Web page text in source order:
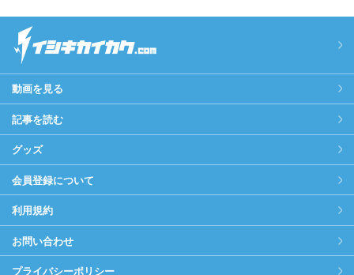
動画を見る
記事を読む
グッズ
会員登録について
利用規約
お問い合わせ
プライバシーポリシー